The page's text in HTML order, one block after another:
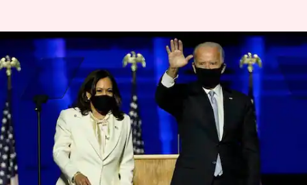
अमेरिका: राष्ट्रपति चुनाव जीतने के
बाद बिडेन ने दिया एकता का संदेश,
जानें क्या-क्या कहा
मुकुल तोमर Nov 08, 2020 09:51 am
क्या है खबर?